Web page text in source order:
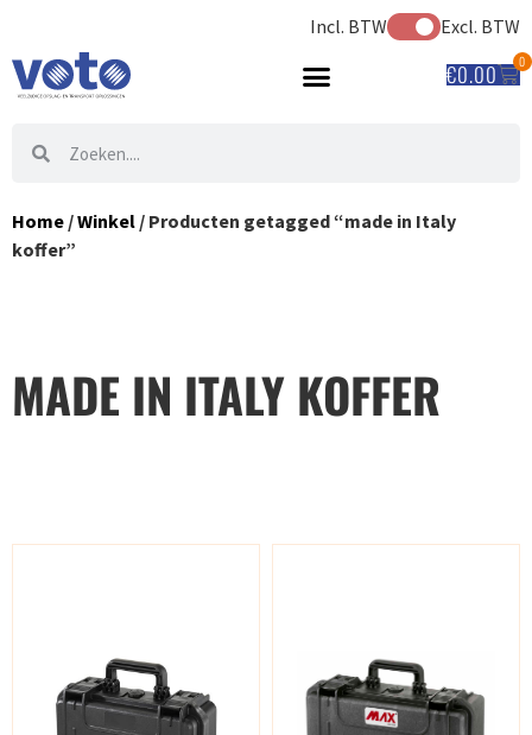
Incl. BTW Excl. BTW
€0.00 0
Home /Winkel / Producten getagged “made in Italy
koffer”
MADE IN ITALY KOFFER